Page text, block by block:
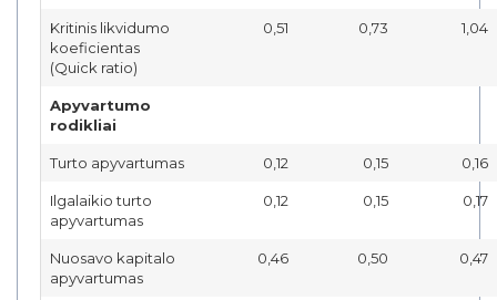
Kritinis likvidumo
koeficientas
(Quick ratio)
0,51 0,73 1,04
Apyvartumo
rodikliai
Turto apyvartumas 0,12 0,15 0,16
Ilgalaikio turto
apyvartumas
0,12 0,15 0,17
Nuosavo kapitalo
apyvartumas
0,46 0,50 0,47